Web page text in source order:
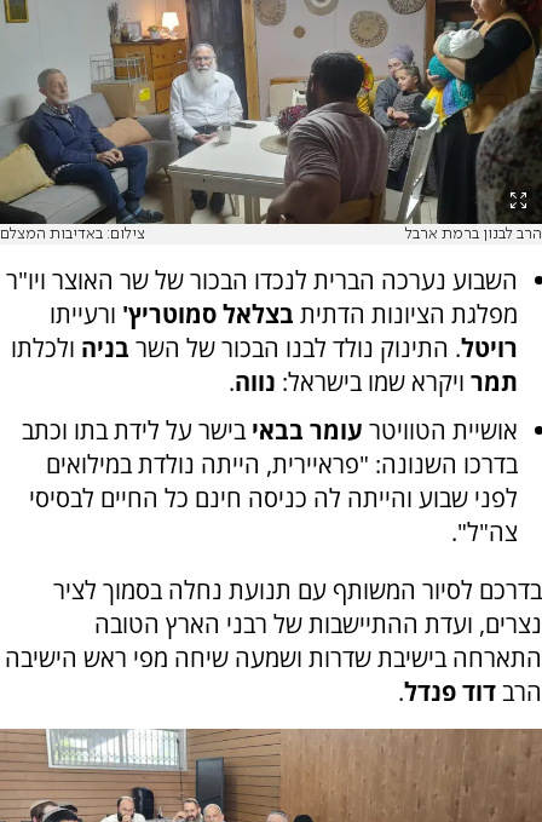
הרב לבנון ברמת ארבל צילום: באדיבות המצלם
השבוע נערכה הברית לנכדו הבכור של שר האוצר ויו"ר
מפלגת הציונות הדתית בצלאל סמוטריץ' ורעייתו
רויטל. התינוק נולד לבנו הבכור של השר בניה ולכלתו
תמר ויקרא שמו בישראל: נווה.
אושיית הטוויטר עומר בבאי בישר על לידת בתו וכתב
בדרכו השנונה: "פראיירית, הייתה נולדת במילואים
לפני שבוע והייתה לה כניסה חינם כל החיים לבסיסי
צה"ל".
בדרכם לסיור המשותף עם תנועת נחלה בסמוך לציר
נצרים, ועדת ההתיישבות של רבני הארץ הטובה
התארחה בישיבת שדרות ושמעה שיחה מפי ראש הישיבה
הרבדוד פנדל.